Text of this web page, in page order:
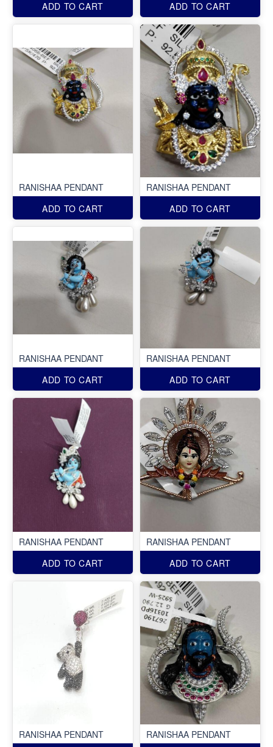
ADD TO CART
ADD TO CART
RANISHAA PENDANT
ADD TO CART
RANISHAA PENDANT
ADD TO CART
RANISHAA PENDANT
ADD TO CART
RANISHAA PENDANT
ADD TO CART
RANISHAA PENDANT
ADD TO CART
RANISHAA PENDANT
ADD TO CART
RANISHAA PENDANT RANISHAA PENDANT